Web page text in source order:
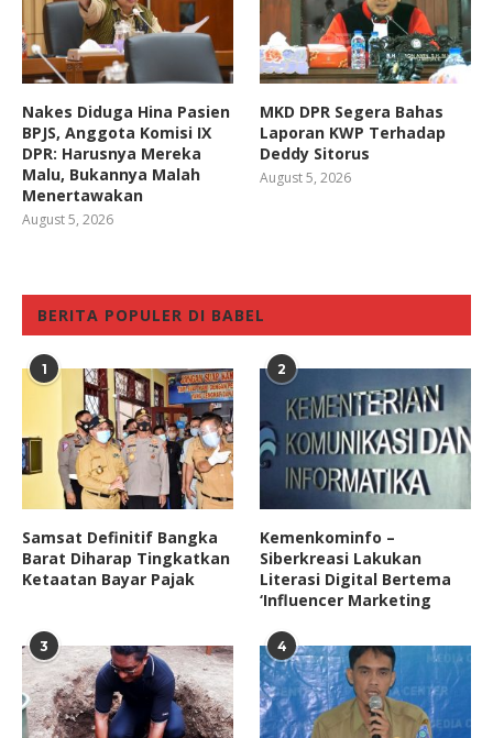
Nakes Diduga Hina Pasien
BPJS, Anggota Komisi IX
DPR: Harusnya Mereka
Malu, Bukannya Malah
Menertawakan
August 5, 2026
MKD DPR Segera Bahas
Laporan KWP Terhadap
Deddy Sitorus
August 5, 2026
BERITA POPULER DI BABEL
1
Samsat Definitif Bangka
Barat Diharap Tingkatkan
Ketaatan Bayar Pajak
2
Kemenkominfo –
Siberkreasi Lakukan
Literasi Digital Bertema
‘Influencer Marketing
3 4